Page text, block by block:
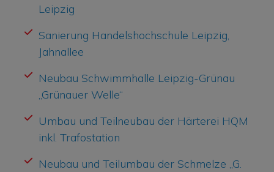
Leipzig
Sanierung Handelshochschule Leipzig,
Jahnallee
Neubau Schwimmhalle Leipzig-Grünau
„Grünauer Welle“
Umbau und Teilneubau der Härterei HQM
inkl. Trafostation
Neubau und Teilumbau der Schmelze „G.